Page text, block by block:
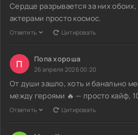
Сердце разрывается за них
актерами просто космос.
Ответить Цитировать
П Попа хороша
26 апреля 2026 00:20
От души зашло, хоть и банально
между героями 🔥 — просто кайф,
Ответить Цитировать